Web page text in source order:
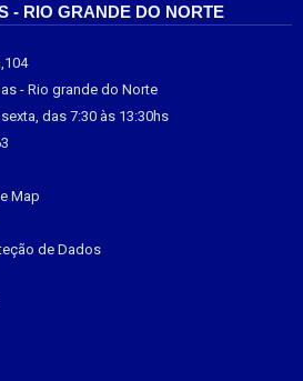
- RIO GRANDE DO NORTE
- Rio grande do Norte
das 7:30 às 13:30hs
Map
de Dados